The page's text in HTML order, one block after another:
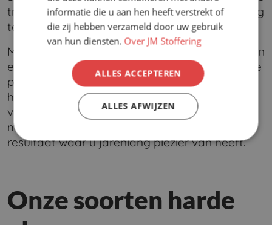
traject, van persoonlijk advies en voorbereiding
tot een vakkundige plaatsing bij u thuis.
Met jarenlange ervaring helpen wij particulieren
en bedrijven bij het realiseren van een vloer die
past bij hun wensen en dagelijkse gebruik. Of
het nu gaat om een vloer renovatie of een
volledig nieuwe vloer: dankzij professionele
montage bent u verzekerd van een duurzaam
resultaat waar u jarenlang plezier van heeft.
Onze soorten harde
informatie die u aan hen heeft verstrekt of
die zij hebben verzameld door uw gebruik
van hun diensten. Over JM Stoffering
ALLES ACCEPTEREN
ALLES AFWIJZEN